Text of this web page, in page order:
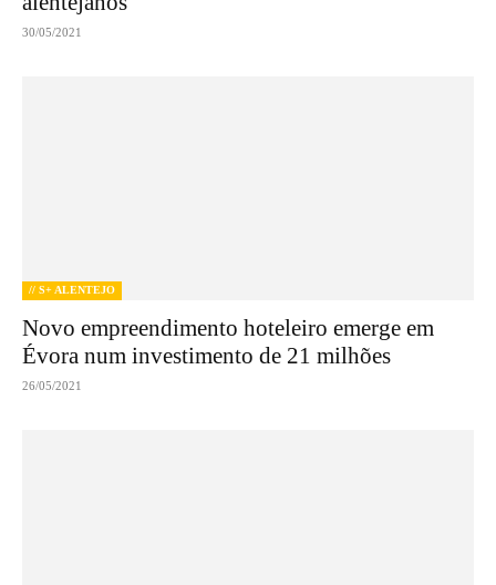
30/05/2021
// S+ ALENTEJO
Novo empreendimento hoteleiro emerge em
Évora num investimento de 21 milhões
26/05/2021